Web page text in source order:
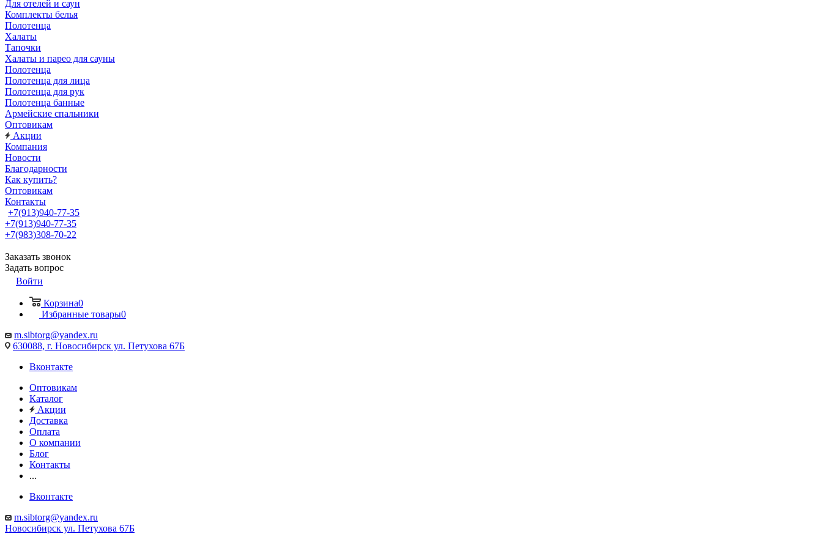
Для отелей и саун
Комплекты белья
Полотенца
Халаты
Тапочки
Халаты и парео для сауны
Полотенца
Полотенца для лица
Полотенца для рук
Полотенца банные
Армейские спальники
Оптовикам
Акции
Компания
Новости
Благодарности
Как купить?
Оптовикам
Контакты
+7(913)940-77-35
+7(913)940-77-35
+7(983)308-70-22
Заказать звонок
Задать вопрос
Войти
Корзина0
Избранные товары0
m.sibtorg@yandex.ru
630088, г. Новосибирск ул. Петухова 67Б
Вконтакте
Оптовикам
Каталог
Акции
Доставка
Оплата
О компании
Блог
Контакты
...
Вконтакте
m.sibtorg@yandex.ru
Новосибирск ул. Петухова 67Б